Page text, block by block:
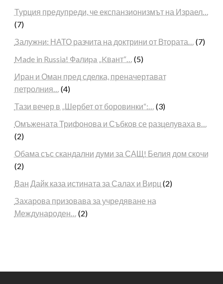
Турция предупреди, че експанзионизмът на Израел…
(7)
Залужни: НАТО разчита на доктрини от Втората… (7)
Made in Russia! Фaлиpa „Kвaнт“… (5)
Иран и Оман пред сделка, преначертават
петролния… (4)
Тази вечер в „Шербет от боровинки“:… (3)
Омъжената Трифонова и Събков се разцелуваха в…
(2)
Обама със скандални думи за САЩ! Белия дом скочи
(2)
Ван Дайк каза истината за Салах и Вирц (2)
Захарова призовава за учредяване на
Международен… (2)